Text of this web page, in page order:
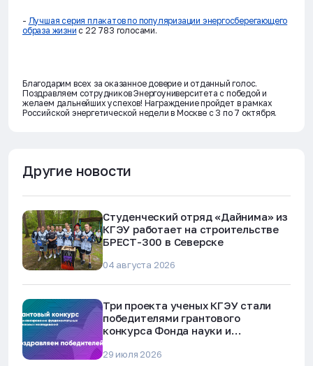
- Лучшая серия плакатов по популяризации энергосберегающего
образа жизни с 22 783 голосами.
Благодарим всех за оказанное доверие и отданный голос.
Поздравляем сотрудников Энергоуниверситета с победой и
желаем дальнейших успехов! Награждение пройдет в рамках
Российской энергетической недели в Москве с 3 по 7 октября.
Другие новости
Студенческий отряд «Дайнима» из
КГЭУ работает на строительстве
БРЕСТ-300 в Северске
04 августа 2026
Три проекта ученых КГЭУ стали
победителями грантового
конкурса Фонда науки и
29 июля 2026